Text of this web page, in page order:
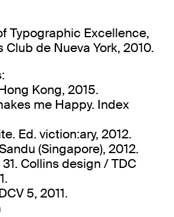
Typographic Excellence,
Club de Nueva York, 2010.
Kong, 2015.
me Happy. Index
Ed. viction:ary, 2012.
(Singapore), 2012.
Collins design / TDC
5, 2011.